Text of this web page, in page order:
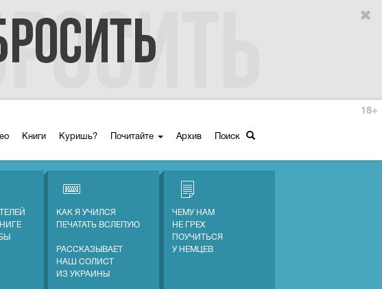
Книги Куришь? Почитайте Архив Поиск
18+
КАК Я УЧИЛСЯ
ПЕЧАТАТЬ ВСЛЕПУЮ
РАССКАЗЫВАЕТ
НАШ СОЛИСТ
ИЗ УКРАИНЫ
ЧЕМУ НАМ
НЕ ГРЕХ
ПОУЧИТЬСЯ
У НЕМЦЕВ